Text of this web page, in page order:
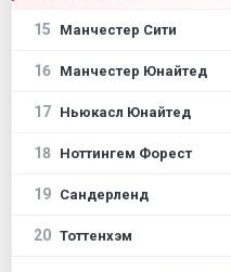
15 Манчестер Сити
16 Манчестер Юнайтед
17 Ньюкасл Юнайтед
18 Ноттингем Форест
19 Сандерленд
20 Тоттенхэм